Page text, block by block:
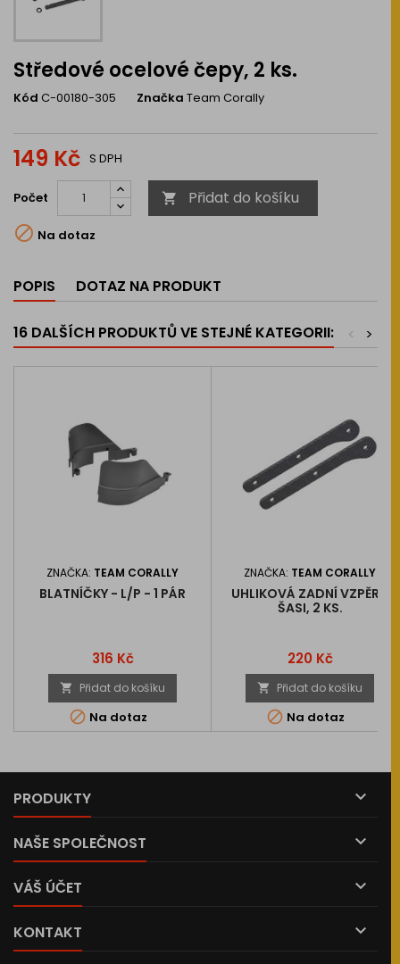
Středové ocelové čepy, 2 ks.
Kód C-00180-305 Značka Team Corally
149 Kč S DPH
Počet  Přidat do košíku
 Na dotaz
POPIS DOTAZ NA PRODUKT
16 DALŠÍCH PRODUKTŮ VE STEJNÉ KATEGORII: >
<
ZNAČKA: TEAM CORALLY
BLATNÍČKY - L/P - 1 PÁR
Cena
316 Kč
 Přidat do košíku
 Na dotaz
ZNAČKA: TEAM CORALLY
UHLIKOVÁ ZADNÍ VZPĚRA
ŠASI, 2 KS.
Cena
220 Kč
 Přidat do košíku
 Na dotaz
PRODUKTY 
NAŠE SPOLEČNOST 
VÁŠ ÚČET 
KONTAKT 